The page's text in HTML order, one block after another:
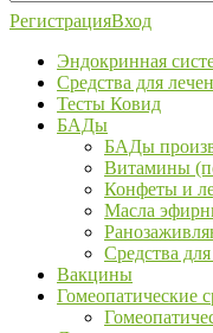
РегистрацияВход
Эндокринная
Средства для
Тесты Ковид
БАДы
БАДы
Витамины
Конфеты и
Масла
Средства
Вакцины
Гомеопатические